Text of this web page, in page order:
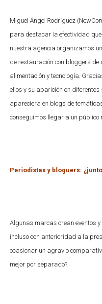
Miguel Ángel Rodríguez
para destacar la efectividad
nuestra agencia organizamos
de restauración con bloggers de
alimentación y tecnología.
ellos y su aparición en
apareciera en blogs de
conseguimos llegar a un público
Periodistas y bloguers:
Algunas marcas crean eventos
incluso con anterioridad a la
ocasionar un agravio
mejor por separado?